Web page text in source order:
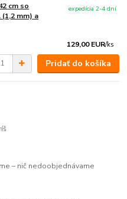
cm so
mm) a
129,00 EUR/ks
expedícia 2-4 dní
Pridať do košíka
– nič nedoobjednávame